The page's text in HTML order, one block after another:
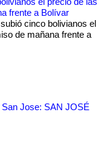
frente a Bolívar
cinco bolivianos el
de mañana frente a
Jose: SAN JOSÉ